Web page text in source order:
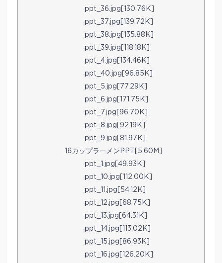
ppt_36.jpg[130.76K]
ppt_37.jpg[139.72K]
ppt_38.jpg[135.88K]
ppt_39.jpg[118.18K]
ppt_4.jpg[134.46K]
ppt_40.jpg[96.85K]
ppt_5.jpg[77.29K]
ppt_6.jpg[171.75K]
ppt_7.jpg[96.70K]
ppt_8.jpg[92.19K]
ppt_9.jpg[81.97K]
16カップラ—メンPPT[5.60M]
ppt_1.jpg[49.93K]
ppt_10.jpg[112.00K]
ppt_11.jpg[54.12K]
ppt_12.jpg[68.75K]
ppt_13.jpg[64.31K]
ppt_14.jpg[113.02K]
ppt_15.jpg[86.93K]
ppt_16.jpg[126.20K]